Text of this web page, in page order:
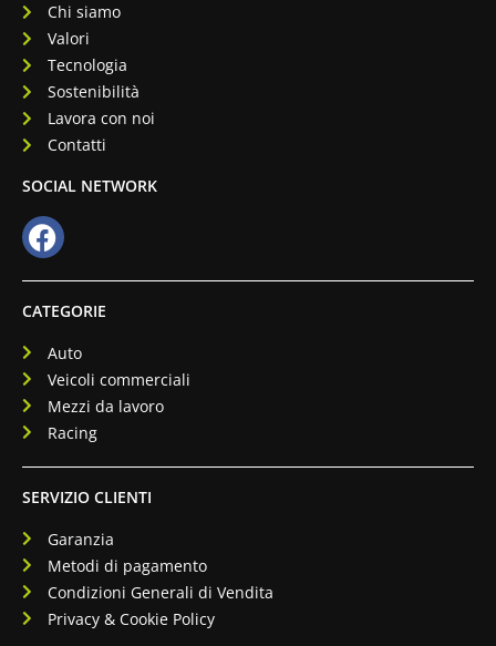
CATEGORIE
Auto
Veicoli commerciali
Mezzi da lavoro
Racing
Chi siamo
Valori
Tecnologia
Sostenibilità
Lavora con noi
Contatti
SOCIAL NETWORK
SERVIZIO CLIENTI
Garanzia
Metodi di pagamento
Condizioni Generali di Vendita
Privacy & Cookie Policy